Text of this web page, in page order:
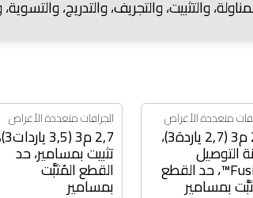
والتثبيت، والتجريف، والتدريج، والتسوية،
متعددة الأغراض
2,1 م3 (2,7 ياردة3)،
التوصيل
Fusion™، حد القطع
بمسامير
الجرافات متعددة الأغراض
2,7 م3 (3,5 ياردات3)،
تثبيت بمسامير، حد
القطع المُثبَّت
بمسامير